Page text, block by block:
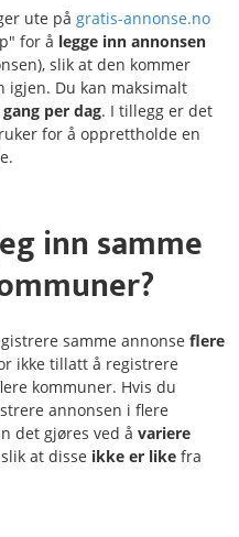
ute på gratis-annonse.no
for å legge inn annonsen
slik at den kommer
igjen. Du kan maksimalt
per dag. I tillegg er det
for å opprettholde en
inn samme
?
samme annonse flere
ikke tillatt å registrere
kommuner. Hvis du
annonsen i flere
det gjøres ved å variere
at disse ikke er like fra